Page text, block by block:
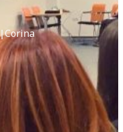
Corina